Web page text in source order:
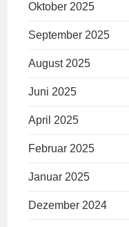
Oktober 2025
September 2025
August 2025
Juni 2025
April 2025
Februar 2025
Januar 2025
Dezember 2024